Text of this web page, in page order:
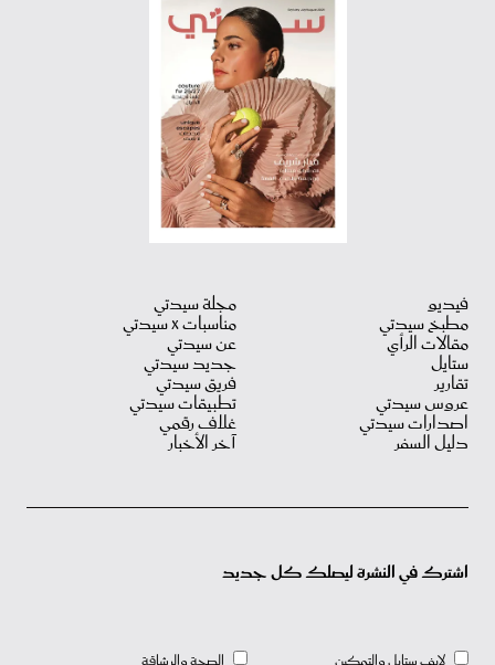
فيديو
مطبخ سيدتي
مقالات الرأي
ستايل
تقارير
عروس سيدتي
اصدارات سيدتي
دليل السفر
مجلة سيدتي
مناسبات X سيدتي
عن سيدتي
جديد سيدتي
فريق سيدتي
تطبيقات سيدتي
غلاف رقمي
آخر الأخبار
اشترك في النشرة ليصلك كل جديد